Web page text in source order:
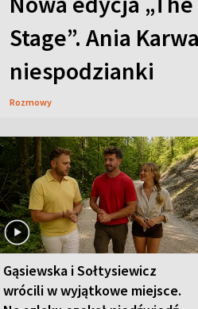
Stage”. Ania
niespodzianki
Rozmowy
Gąsiewska i Sołtysiewicz
wrócili w wyjątkowe miejsce.